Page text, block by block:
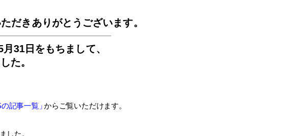
だきありがとうございます。
月31日をもちまして、
た。
記事一覧」 からご覧いただけます。
した。